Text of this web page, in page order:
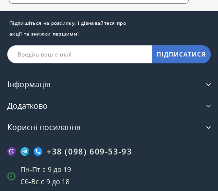
Підпишіться на розсилку, і дізнавайтеся про
акції та знижки першими!
ПІДПИСАТИСЯ
Інформація
Додатково
Корисні посилання
+38 (098) 609-53-93
Пн-Пт с 9 до 19
Сб-Вс с 9 до 18